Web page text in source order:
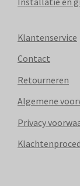
Klantenservice
Contact
Retourneren
Algemene
Privacy